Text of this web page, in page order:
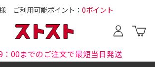
ご利用可能ポイント： 0ポイント
：00までのご注文で最短当日発送